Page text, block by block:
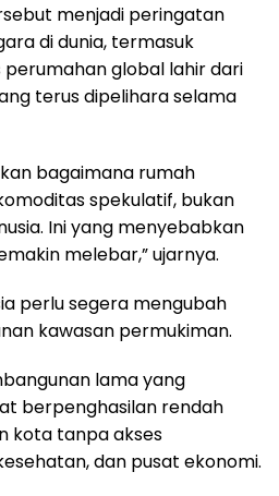
menjadi peringatan
di dunia, termasuk
perumahan global lahir dari
terus dipelihara selama
bagaimana rumah
spekulatif, bukan
Ini yang menyebabkan
melebar,” ujarnya.
perlu segera mengubah
kawasan permukiman.
lama yang
berpenghasilan rendah
kota tanpa akses
dan pusat ekonomi.